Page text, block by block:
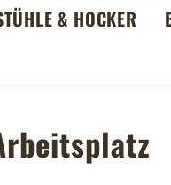
& HOCKER